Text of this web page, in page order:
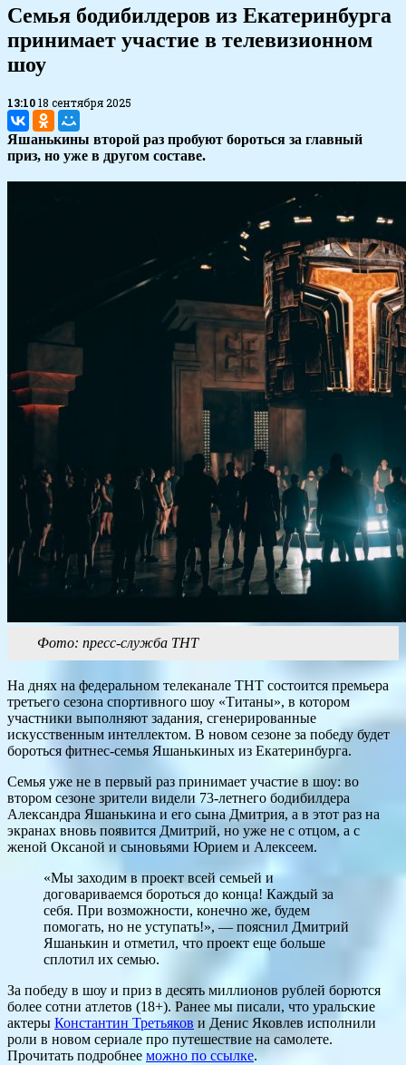
​Семья бодибилдеров из Екатеринбурга
принимает участие в телевизионном
шоу
13:1018 сентября 2025
Яшанькины второй раз пробуют бороться за главный
приз, но уже в другом составе.
Фото: пресс-служба ТНТ
На днях на федеральном телеканале ТНТ состоится премьера
третьего сезона спортивного шоу «Титаны», в котором
участники выполняют задания, сгенерированные
искусственным интеллектом. В новом сезоне за победу будет
бороться фитнес-семья Яшанькиных из Екатеринбурга.
Семья уже не в первый раз принимает участие в шоу: во
втором сезоне зрители видели 73-летнего бодибилдера
Александра Яшанькина и его сына Дмитрия, а в этот раз на
экранах вновь появится Дмитрий, но уже не с отцом, а с
женой Оксаной и сыновьями Юрием и Алексеем.
«Мы заходим в проект всей семьей и
договариваемся бороться до конца! Каждый за
себя. При возможности, конечно же, будем
помогать, но не уступать!», — пояснил Дмитрий
Яшанькин и отметил, что проект еще больше
сплотил их семью.
За победу в шоу и приз в десять миллионов рублей борются
более сотни атлетов (18+). Ранее мы писали, что уральские
актеры Константин Третьяков и Денис Яковлев исполнили
роли в новом сериале про путешествие на самолете.
Прочитать подробнее можно по ссылке.